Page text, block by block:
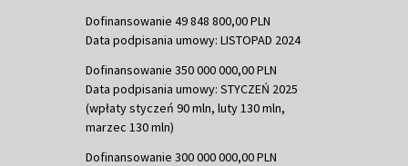
Dofinansowanie 49 848 800,00 PLN
Data podpisania umowy: LISTOPAD 2024
Dofinansowanie 350 000 000,00 PLN
Data podpisania umowy: STYCZEŃ 2025
(wpłaty styczeń 90 mln, luty 130 mln,
marzec 130 mln)
Dofinansowanie 300 000 000,00 PLN